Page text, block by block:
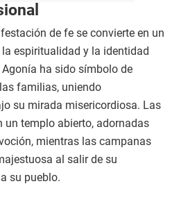
de fe se convierte en un
espiritualidad y la identidad
ha sido símbolo de
familias, uniendo
su mirada misericordiosa. Las
un templo abierto, adornadas
mientras las campanas
al salir de su
su pueblo.